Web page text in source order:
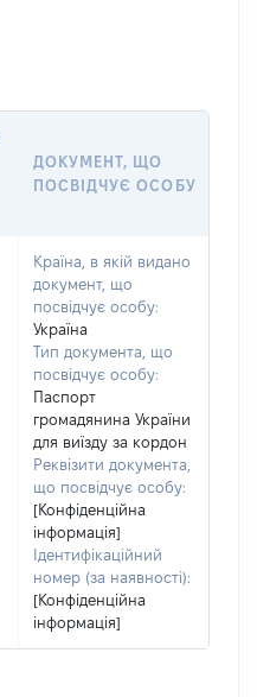
ДОКУМЕНТ, ЩО
ПОСВІДЧУЄ ОСОБУ
Країна, в якій видано
документ, що
посвідчує особу:
Україна
Тип документа, що
посвідчує особу:
Паспорт
громадянина України
для виїзду за кордон
Реквізити документа,
що посвідчує особу:
[Конфіденційна
інформація]
Ідентифікаційний
номер (за наявності):
[Конфіденційна
інформація]